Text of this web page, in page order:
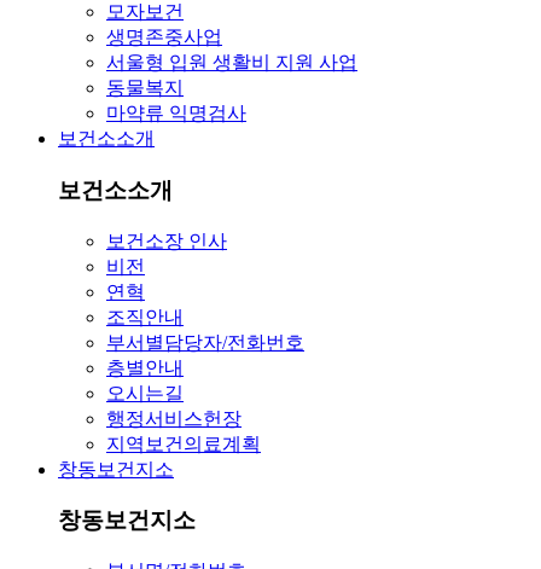
모자보건
생명존중사업
서울형 입원 생활비 지원 사업
동물복지
마약류 익명검사
보건소소개
보건소소개
보건소장 인사
비전
연혁
조직안내
부서별담당자/전화번호
층별안내
오시는길
행정서비스헌장
지역보건의료계획
창동보건지소
창동보건지소